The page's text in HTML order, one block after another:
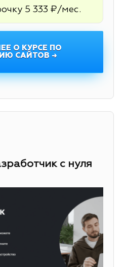
5 333 ₽/мес.
О КУРСЕ ПО
САЙТОВ →
с нуля